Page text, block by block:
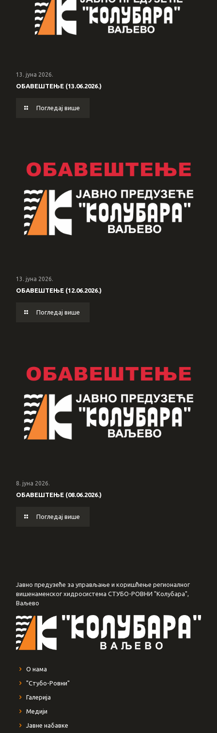
13. јуна 2026.
ОБАВЕШТЕЊЕ (13.06.2026.)
Погледај више
13. јуна 2026.
ОБАВЕШТЕЊЕ (12.06.2026.)
Погледај више
8. јуна 2026.
ОБАВЕШТЕЊЕ (08.06.2026.)
Погледај више
Јавно предузеће за управљање и коришћење регионалног
вишенаменског хидросистема СТУБО-РОВНИ "Колубара",
Ваљево
О нама
"Стубо-Ровни"
Галерија
Медији
Јавне набавке